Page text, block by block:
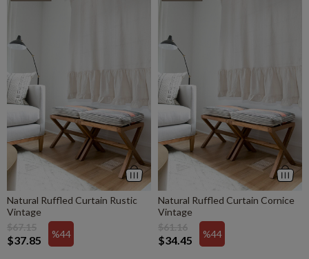
Natural Ruffled Curtain Rustic
Vintage
$37.85
$67.15
%44
Natural Ruffled Curtain Cornice
Vintage
$34.45
$61.16
%44